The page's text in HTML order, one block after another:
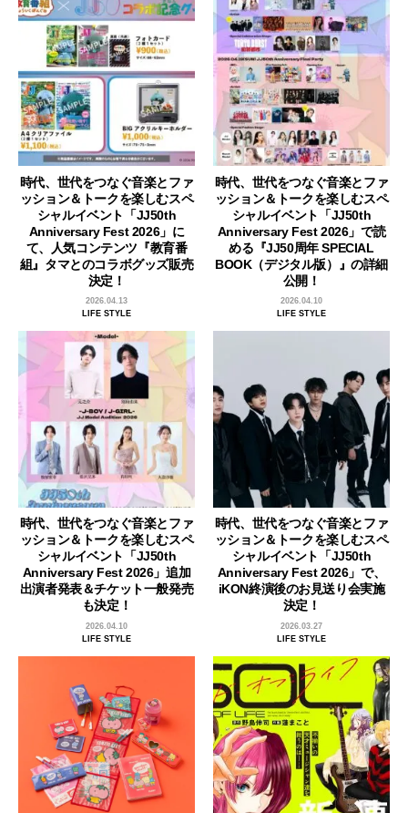
時代、世代をつなぐ音楽とファ
ッション＆トークを楽しむスペ
シャルイベント「JJ50th
Anniversary Fest 2026」に
て、人気コンテンツ『教育番
組』タマとのコラボグッズ販売
決定！
2026.04.13
LIFE STYLE
時代、世代をつなぐ音楽とファ
ッション＆トークを楽しむスペ
シャルイベント「JJ50th
Anniversary Fest 2026」で読
める『JJ50周年 SPECIAL
BOOK（デジタル版）』の詳細
公開！
2026.04.10
LIFE STYLE
時代、世代をつなぐ音楽とファ
ッション＆トークを楽しむスペ
シャルイベント「JJ50th
Anniversary Fest 2026」追加
出演者発表＆チケット一般発売
も決定！
2026.04.10
LIFE STYLE
時代、世代をつなぐ音楽とファ
ッション＆トークを楽しむスペ
シャルイベント「JJ50th
Anniversary Fest 2026」で、
iKON終演後のお見送り会実施
決定！
2026.03.27
LIFE STYLE